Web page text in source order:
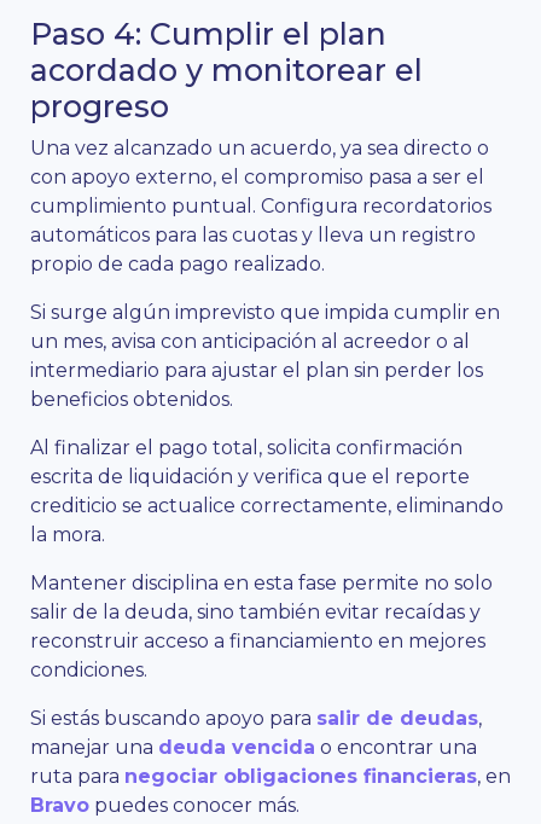
Paso 4: Cumplir el plan
acordado y monitorear el
progreso
Una vez alcanzado un acuerdo, ya sea directo o
con apoyo externo, el compromiso pasa a ser el
cumplimiento puntual. Configura recordatorios
automáticos para las cuotas y lleva un registro
propio de cada pago realizado.
Si surge algún imprevisto que impida cumplir en
un mes, avisa con anticipación al acreedor o al
intermediario para ajustar el plan sin perder los
beneficios obtenidos.
Al finalizar el pago total, solicita confirmación
escrita de liquidación y verifica que el reporte
crediticio se actualice correctamente, eliminando
la mora.
Mantener disciplina en esta fase permite no solo
salir de la deuda, sino también evitar recaídas y
reconstruir acceso a financiamiento en mejores
condiciones.
Si estás buscando apoyo para salir de deudas,
manejar una deuda vencida o encontrar una
ruta para negociar obligaciones financieras, en
Bravo puedes conocer más.